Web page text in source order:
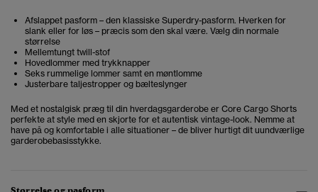
Afslappet pasform – den klassiske Superdry-pasform. Hverken for
slank eller for løs – præcis som den skal være. Vælg din normale
størrelse
Mellemtungt twill-stof
Hovedlommer med trykknapper
Seks rummelige lommer samt en møntlomme
Justerbare taljestropper og bælteslynger
Med et nostalgisk præg til din hverdagsgarderobe er Core Cargo Shorts
perfekte at style med en skjorte for et autentisk vintage-look. Nemme at
have på og komfortable i alle situationer – de bliver hurtigt dit uundværlige
garderobebasisstykke.